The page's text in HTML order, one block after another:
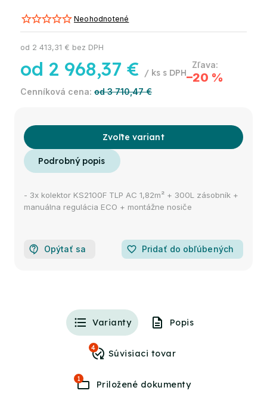
Neohodnotené
od 3 710,47 €
–20 %
od 2 968,37 € / ks
od 2 413,31 € bez DPH
Zvoľte variant
- 3x kolektor KS2100F TLP AC 1,82m² + 300L zásobník +
manuálna regulácia ECO + montážne nosiče
Opýtať sa favorite_border Pridať do obľúbených
Varianty Popis
4
1